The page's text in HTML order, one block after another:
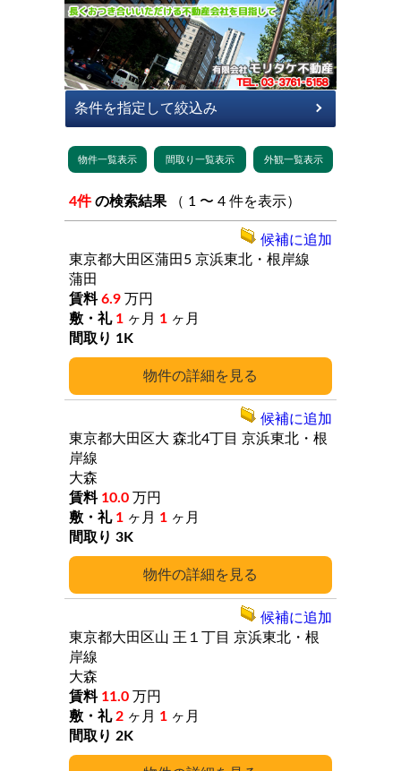
4件 の検索結果 （ 1 〜 4 件を表示）
詳細
東京都大田区蒲田5 京浜東北・根岸線
蒲田
6.9 万円
1 ヶ月 1 ヶ月
1K
候補に追加
詳細
東京都大田区大 森北4丁目 京浜東北・根
岸線
大森
10.0 万円
1 ヶ月 1 ヶ月
3K
候補に追加
東京都大田区山 王１丁目 京浜東北・根
岸線
大森
11.0 万円
2 ヶ月 1 ヶ月
2K
候補に追加